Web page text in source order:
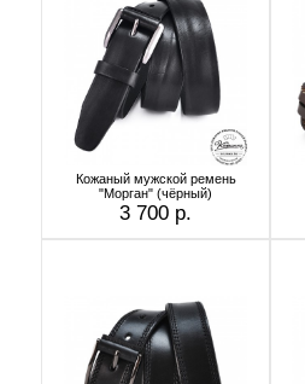
Кожаный мужской ремень
"Морган" (чёрный)
3 700 р.